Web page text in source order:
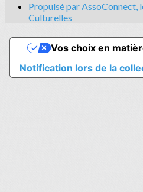
Propulsé par AssoConnect,
Culturelles
Notification lors de la
Vos choix en